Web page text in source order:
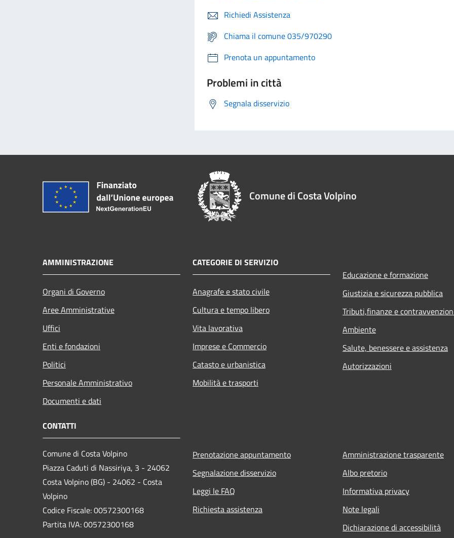
Richiedi Assistenza
Chiama il comune 035/970290
Prenota un appuntamento
Problemi in città
Segnala disservizio
Comune di Costa Volpino
AMMINISTRAZIONE
Organi di Governo
Aree Amministrative
Uffici
Enti e fondazioni
Politici
Personale Amministrativo
Documenti e dati
CATEGORIE DI SERVIZIO
Anagrafe e stato civile
Cultura e tempo libero
Vita lavorativa
Imprese e Commercio
Catasto e urbanistica
Mobilità e trasporti
Educazione e formazione
Giustizia e sicurezza pubblica
Tributi,finanze e
Ambiente
Salute, benessere e assistenza
Autorizzazioni
CONTATTI
Comune di Costa Volpino
Piazza Caduti di Nassiriya, 3 - 24062
Costa Volpino (BG) - 24062 - Costa
Volpino
Codice Fiscale: 00572300168
Partita IVA: 00572300168
Prenotazione appuntamento
Segnalazione disservizio
Leggi le FAQ
Richiesta assistenza
Amministrazione trasparente
Albo pretorio
Informativa privacy
Note legali
Dichiarazione di accessibilità